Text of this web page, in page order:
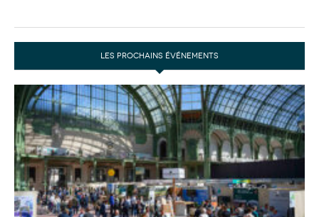
LES PROCHAINS ÉVÉNEMENTS